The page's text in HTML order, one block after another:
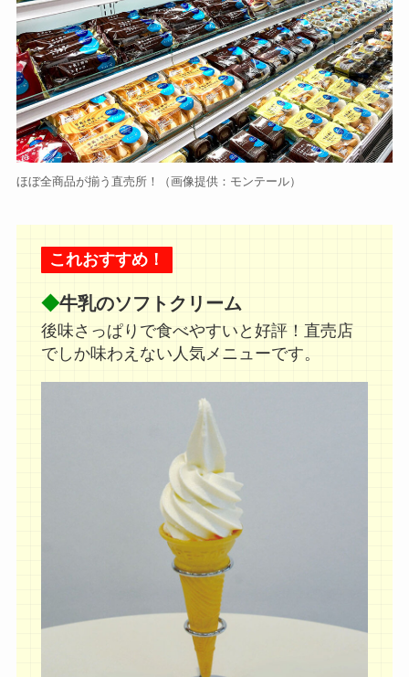
ほぼ全商品が揃う直売所！（画像提供：モンテール）
これおすすめ！
◆牛乳のソフトクリーム
後味さっぱりで食べやすいと好評！直売店
でしか味わえない人気メニューです。